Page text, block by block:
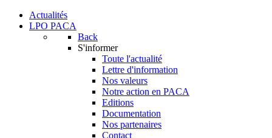
Actualités
LPO PACA
Back
S'informer
Toute l'actualité
Lettre d'information
Nos valeurs
Notre action en PACA
Editions
Documentation
Nos partenaires
Contact